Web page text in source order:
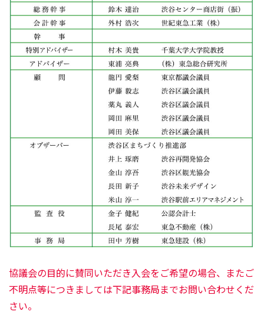
協議会の目的に賛同いただき入会をご希望の場合、またご
不明点等につきましては下記事務局までお問い合わせくだ
さい。